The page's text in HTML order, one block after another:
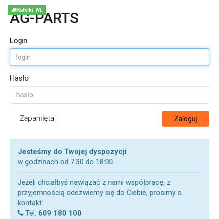
AG-PARTS
Login
Hasło
Zapamiętaj Zaloguj
Jesteśmy do Twojej dyspozycji
w godzinach od 7:30 do 18:00.
Jeżeli chciałbyś nawiązać z nami współpracę, z
przyjemnością odezwiemy się do Ciebie, prosimy o
kontakt:
Tel. 609 180 100
Kafelki: WŁ